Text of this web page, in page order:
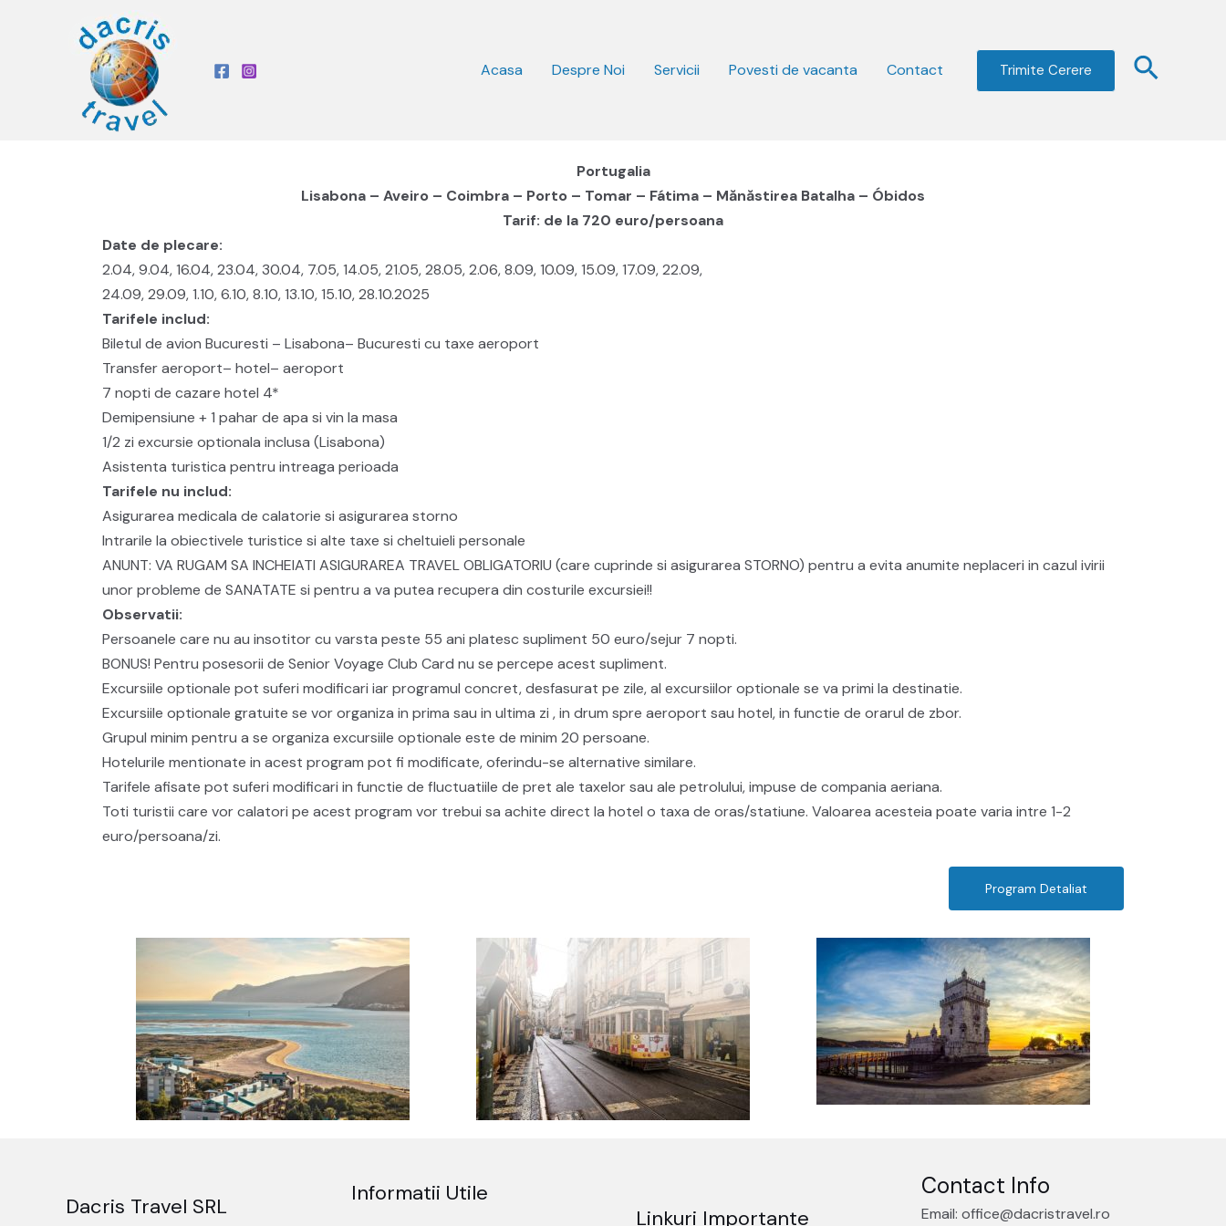
Acasa Despre Noi Servicii Povesti de vacanta Contact Trimite Cerere
Portugalia
Lisabona – Aveiro – Coimbra – Porto – Tomar – Fátima – Mănăstirea Batalha – Óbidos
Tarif: de la 720 euro/persoana
Date de plecare:
2.04, 9.04, 16.04, 23.04, 30.04, 7.05, 14.05, 21.05, 28.05, 2.06, 8.09, 10.09, 15.09, 17.09, 22.09,
24.09, 29.09, 1.10, 6.10, 8.10, 13.10, 15.10, 28.10.2025
Tarifele includ:
Biletul de avion Bucuresti – Lisabona– Bucuresti cu taxe aeroport
Transfer aeroport– hotel– aeroport
7 nopti de cazare hotel 4*
Demipensiune + 1 pahar de apa si vin la masa
1/2 zi excursie optionala inclusa (Lisabona)
Asistenta turistica pentru intreaga perioada
Tarifele nu includ:
Asigurarea medicala de calatorie si asigurarea storno
Intrarile la obiectivele turistice si alte taxe si cheltuieli personale
ANUNT: VA RUGAM SA INCHEIATI ASIGURAREA TRAVEL OBLIGATORIU (care cuprinde si asigurarea STORNO) pentru a evita anumite neplaceri in cazul ivirii
unor probleme de SANATATE si pentru a va putea recupera din costurile excursiei!!
Observatii:
Persoanele care nu au insotitor cu varsta peste 55 ani platesc supliment 50 euro/sejur 7 nopti.
BONUS! Pentru posesorii de Senior Voyage Club Card nu se percepe acest supliment.
Excursiile optionale pot suferi modificari iar programul concret, desfasurat pe zile, al excursiilor optionale se va primi la destinatie.
Excursiile optionale gratuite se vor organiza in prima sau in ultima zi , in drum spre aeroport sau hotel, in functie de orarul de zbor.
Grupul minim pentru a se organiza excursiile optionale este de minim 20 persoane.
Hotelurile mentionate in acest program pot fi modificate, oferindu-se alternative similare.
Tarifele afisate pot suferi modificari in functie de fluctuatiile de pret ale taxelor sau ale petrolului, impuse de compania aeriana.
Toti turistii care vor calatori pe acest program vor trebui sa achite direct la hotel o taxa de oras/statiune. Valoarea acesteia poate varia intre 1-2
euro/persoana/zi.
Program Detaliat
Dacris Travel SRL
Informatii Utile
Linkuri Importante
Contact Info
Email: office@dacristravel.ro